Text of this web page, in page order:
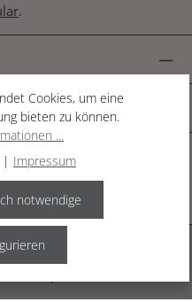
.
zzgl.
Cookies, um eine
bieten zu können.
...
| Impressum
notwendige